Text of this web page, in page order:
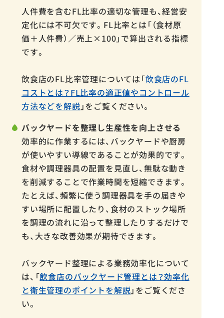
人件費を含むFL比率の適切な管理も、経営安
定化には不可欠です。FL比率とは「（食材原
価＋人件費）／売上×100」で算出される指標
です。
飲食店のFL比率管理については「飲食店のFL
コストとは？FL比率の適正値やコントロール
方法などを解説 」をご覧ください。
バックヤードを整理し生産性を向上させる
効率的に作業するには、バックヤードや厨房
が使いやすい導線であることが効果的です。
食材や調理器具の配置を見直し、無駄な動き
を削減することで作業時間を短縮できます。
たとえば、頻繁に使う調理器具を手の届きや
すい場所に配置したり、食材のストック場所
を調理の流れに沿って整理したりするだけで
も、大きな改善効果が期待できます。
バックヤード整理による業務効率化について
は、「飲食店のバックヤード管理とは？効率化
と衛生管理のポイントを解説」をご覧くださ
い。